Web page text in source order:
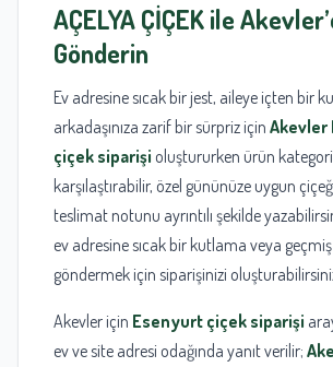
AÇELYA ÇİÇEK ile
Gönderin
Ev adresine sıcak bir jest, aileye içten bir
arkadaşınıza zarif bir sürpriz için Akevler
çiçek siparişi oluştururken ürün
karşılaştırabilir, özel gününüze uygun
teslimat notunu ayrıntılı şekilde
ev adresine sıcak bir kutlama veya
göndermek için siparişinizi
Akevler için Esenyurt çiçek siparişi
ev ve site adresi odağında yanıt verilir;